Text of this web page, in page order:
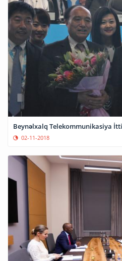
Beynəlxalq Telekommunikasiya
02-11-2018